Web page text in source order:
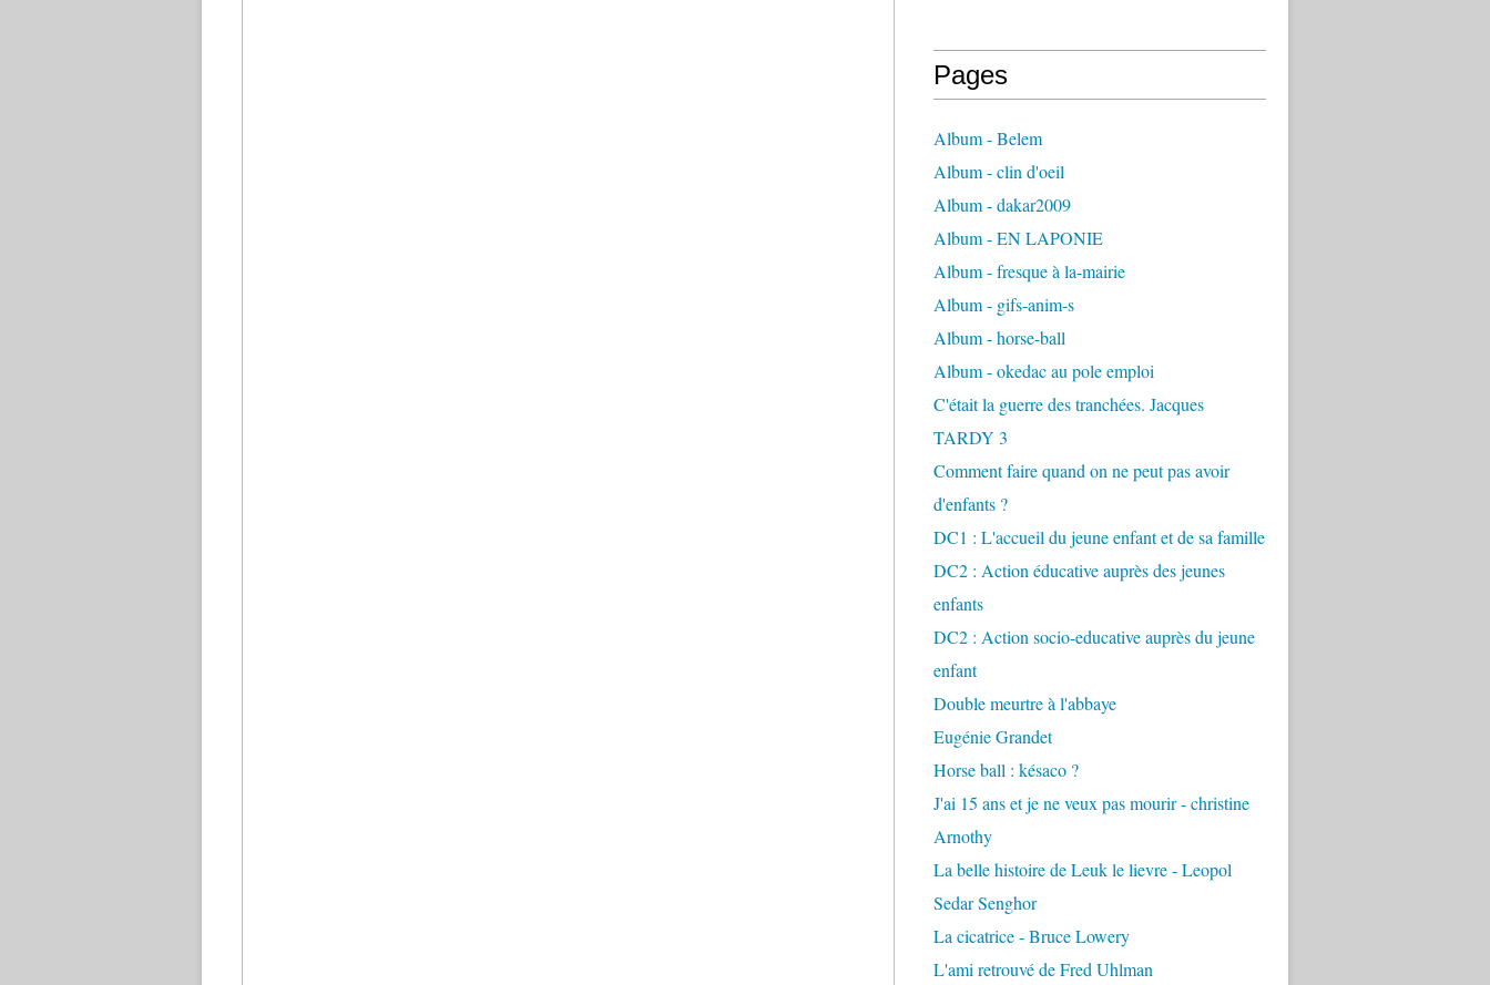
Pages
Album - Belem
Album - clin d'oeil
Album - dakar2009
Album - EN LAPONIE
Album - fresque à la-mairie
Album - gifs-anim-s
Album - horse-ball
Album - okedac au pole emploi
C'était la guerre des tranchées. Jacques
TARDY 3
Comment faire quand on ne peut pas avoir
d'enfants ?
DC1 : L'accueil du jeune enfant et de sa famille
DC2 : Action éducative auprès des jeunes
enfants
DC2 : Action socio-educative auprès du jeune
enfant
Double meurtre à l'abbaye
Eugénie Grandet
Horse ball : késaco ?
J'ai 15 ans et je ne veux pas mourir - christine
Arnothy
La belle histoire de Leuk le lievre - Leopol
Sedar Senghor
La cicatrice - Bruce Lowery
L'ami retrouvé de Fred Uhlman